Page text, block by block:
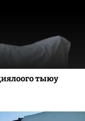
тыюу